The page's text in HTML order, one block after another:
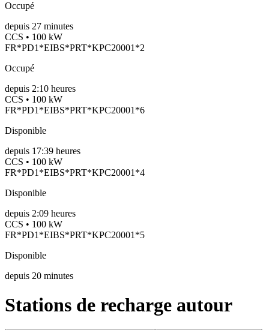
Occupé
depuis 27 minutes
CCS • 100 kW
FR*PD1*EIBS*PRT*KPC20001*2
Occupé
depuis 2:10 heures
CCS • 100 kW
FR*PD1*EIBS*PRT*KPC20001*6
Disponible
depuis 17:39 heures
CCS • 100 kW
FR*PD1*EIBS*PRT*KPC20001*4
Disponible
depuis 2:09 heures
CCS • 100 kW
FR*PD1*EIBS*PRT*KPC20001*5
Disponible
depuis 20 minutes
Stations de recharge autour